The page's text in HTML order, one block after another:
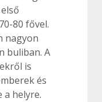
80 fővel.
nagyon
buliban. A
is
és
a helyre.